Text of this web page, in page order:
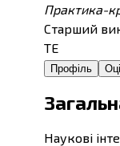
Практика-
Старший
ТЕ
Профіль
Наукові